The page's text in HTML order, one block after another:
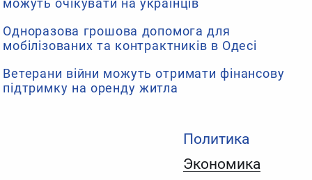
Политика
Экономика
можуть очікувати на українців
Одноразова грошова допомога для
мобілізованих та контрактників в Одесі
Ветерани війни можуть отримати фінансову
підтримку на оренду житла